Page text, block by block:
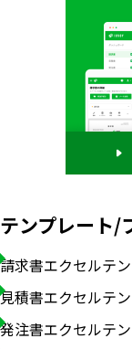
テンプレート/
請求書エクセルテ
見積書エクセルテ
発注書エクセルテ